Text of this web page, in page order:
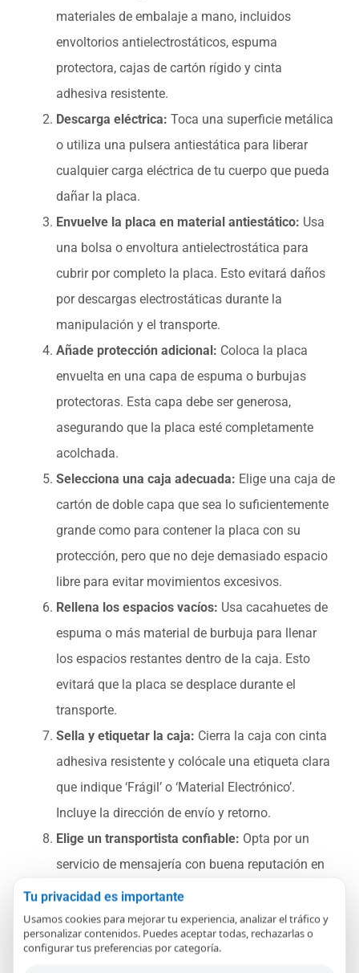
materiales de embalaje a mano, incluidos
envoltorios antielectrostáticos, espuma
protectora, cajas de cartón rígido y cinta
adhesiva resistente.
Descarga eléctrica: Toca una superficie metálica
o utiliza una pulsera antiestática para liberar
cualquier carga eléctrica de tu cuerpo que pueda
dañar la placa.
Envuelve la placa en material antiestático: Usa
una bolsa o envoltura antielectrostática para
cubrir por completo la placa. Esto evitará daños
por descargas electrostáticas durante la
manipulación y el transporte.
Añade protección adicional: Coloca la placa
envuelta en una capa de espuma o burbujas
protectoras. Esta capa debe ser generosa,
asegurando que la placa esté completamente
acolchada.
Selecciona una caja adecuada: Elige una caja de
cartón de doble capa que sea lo suficientemente
grande como para contener la placa con su
protección, pero que no deje demasiado espacio
libre para evitar movimientos excesivos.
Rellena los espacios vacíos: Usa cacahuetes de
espuma o más material de burbuja para llenar
los espacios restantes dentro de la caja. Esto
evitará que la placa se desplace durante el
transporte.
Sella y etiquetar la caja: Cierra la caja con cinta
adhesiva resistente y colócale una etiqueta clara
que indique ‘Frágil’ o ‘Material Electrónico’.
Incluye la dirección de envío y retorno.
Elige un transportista confiable: Opta por un
servicio de mensajería con buena reputación en
manipulación de envíos frágiles para una mayor
seguridad.
Siguiendo estos pasos, asegurarás que tus placas
Tu privacidad es importante
Usamos cookies para mejorar tu experiencia, analizar el tráfico y
personalizar contenidos. Puedes aceptar todas, rechazarlas o
configurar tus preferencias por categoría.